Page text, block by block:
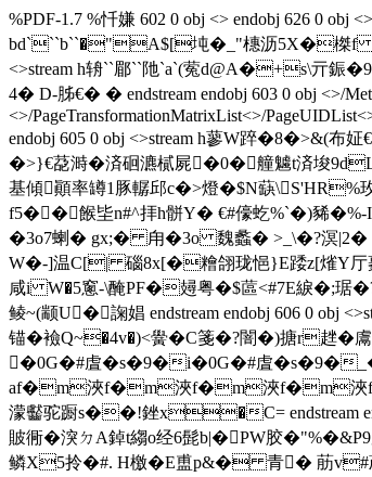
%PDF-1.7 %忏嫌 602 0 obj <> endobj 626 0 obj
bd```b``�"A$[坉� _"橞沥5X�榤 f 冑
<>stream h辀``郿``阤`a`(蒬d@A�+s\
4� D-胏€� � endstream endobj 603 0 obj <>/
<>/PageTransformationMatrixList<>/PageUIDList<
endobj 605 0 obj <>stream h蓼W踤�8�>&(
�>}€莻溡�済硘瀌 樲屍�0�艟魖t済埈
基傾顚率罇1豚轏邱c�>燈�$N蒛
f5��餱坒n#^拝h骿Y� €#儫虼%`�)豨
�3o7蝲� gx;� 甪�3o 魏蠡� >_\�?溟|2�
W�-]温C[| 碯8x[�糩翖珑悒}E踒z[熦Y厅
咸i W�5窻-\醃PF�攳粤�$蓲<#7E綟�;琚
鲮~(颛U�諊娼 endstream endobj 606 0
锚�襝Q~�4v�)<黌�C箋�?闇�)搪r趖�鬳
�0G�#虘�s�9�i�0G�#虘�s�9�
аf�m浹f�m浹f�m浹f�m浹f�m
濛齾驼蹰s��!銼x�C= endstream
貱衕�湥ㄉA鋽t縐o经6髭b|�PW胶�"
鳞X5拎�#. H檄�E盙p&� 青� 荕v#